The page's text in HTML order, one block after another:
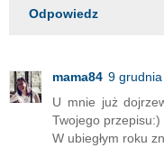
Odpowiedz
mama84 9
U mnie już
Twojego przepisu:)
W ubiegłym roku